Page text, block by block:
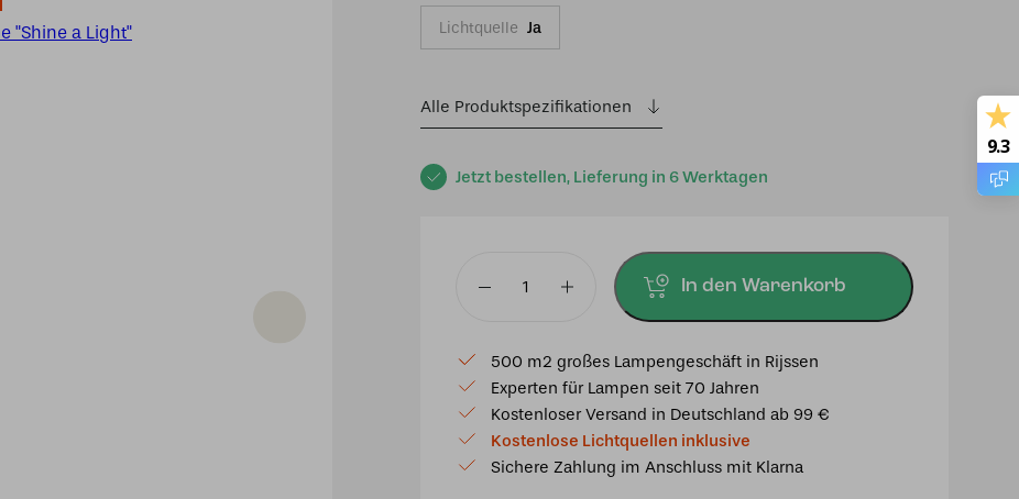
Jetzt bestellen, Lieferung in 6 Werktagen
Lichtquelle Ja
Alle Produktspezifikationen
"Shine
Light"
Menge
In den Warenkorb
500 m2 großes Lampengeschäft in Rijssen
Experten für Lampen seit 70 Jahren
Kostenloser Versand in Deutschland ab 99 €
Kostenlose Lichtquellen inklusive
Sichere Zahlung im Anschluss mit Klarna
9.3